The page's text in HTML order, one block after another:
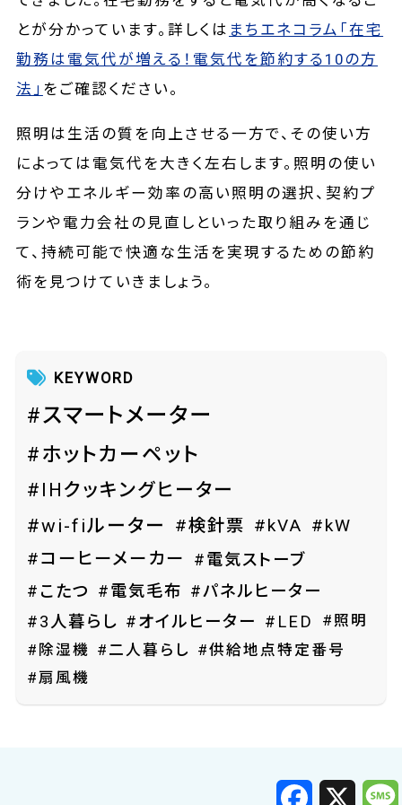
とが分かっています。詳しくは まちエネコラム「在宅
勤務は電気代が増える！電気代を節約する10の方
法」 をご確認ください。
照明は生活の質を向上させる一方で、その使い方
によっては電気代を大きく左右します。照明の使い
分けやエネルギー効率の高い照明の選択、契約プ
ランや電力会社の見直しといった取り組みを通じ
て、持続可能で快適な生活を実現するための節約
術を見つけていきましょう。
KEYWORD
#スマートメーター
#ホットカーペット
#IHクッキングヒーター
#wi-fiルーター
#検針票 #kVA #kW
#コーヒーメーカー
#電気ストーブ
#こたつ
#電気毛布 #パネルヒーター
#3人暮らし #オイルヒーター #LED
#照明
#除湿機 #二人暮らし #供給地点特定番号
#扇風機
F
X